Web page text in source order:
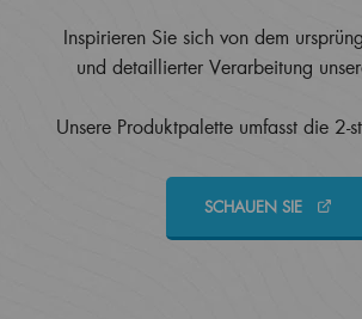
Inspirieren Sie sich von dem
und detaillierter Verarbeitung
Unsere Produktpalette umfasst die 2-
SCHAUEN SIE